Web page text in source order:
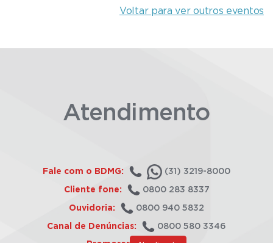
Voltar para ver outros eventos
Atendimento
Fale com o BDMG: (31) 3219-8000
Cliente fone: 0800 283 8337
Ouvidoria: 0800 940 5832
Canal de Denúncias: 0800 580 3346